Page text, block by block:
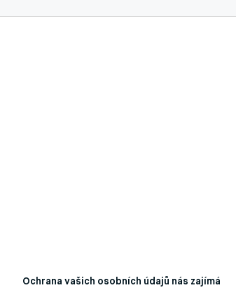
Ochrana vašich osobních údajů nás zajímá